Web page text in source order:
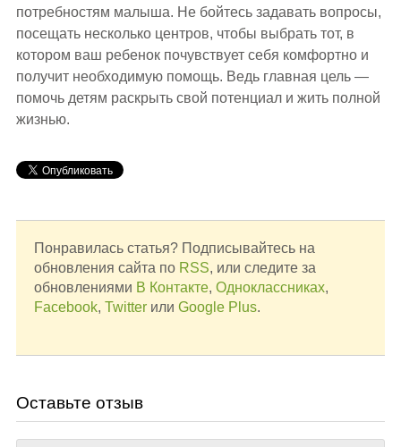
потребностям малыша. Не бойтесь задавать вопросы,
посещать несколько центров, чтобы выбрать тот, в
котором ваш ребенок почувствует себя комфортно и
получит необходимую помощь. Ведь главная цель —
помочь детям раскрыть свой потенциал и жить полной
жизнью.
Понравилась статья? Подписывайтесь на
обновления сайта по RSS, или следите за
обновлениями В Контакте, Одноклассниках,
Facebook, Twitterили Google Plus.
Оставьте отзыв